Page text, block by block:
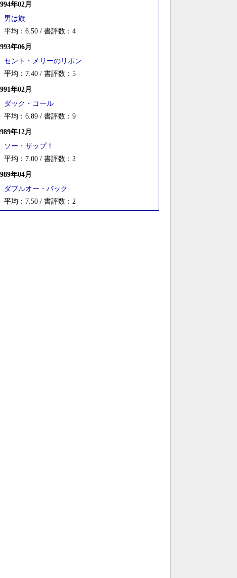
年02月
男は旗
平均：6.50 / 書評数：4
年06月
セント・メリーのリボン
平均：7.40 / 書評数：5
年02月
ダック・コール
平均：6.89 / 書評数：9
年12月
ソー・ザップ！
平均：7.00 / 書評数：2
年04月
ダブルオー・バック
平均：7.50 / 書評数：2